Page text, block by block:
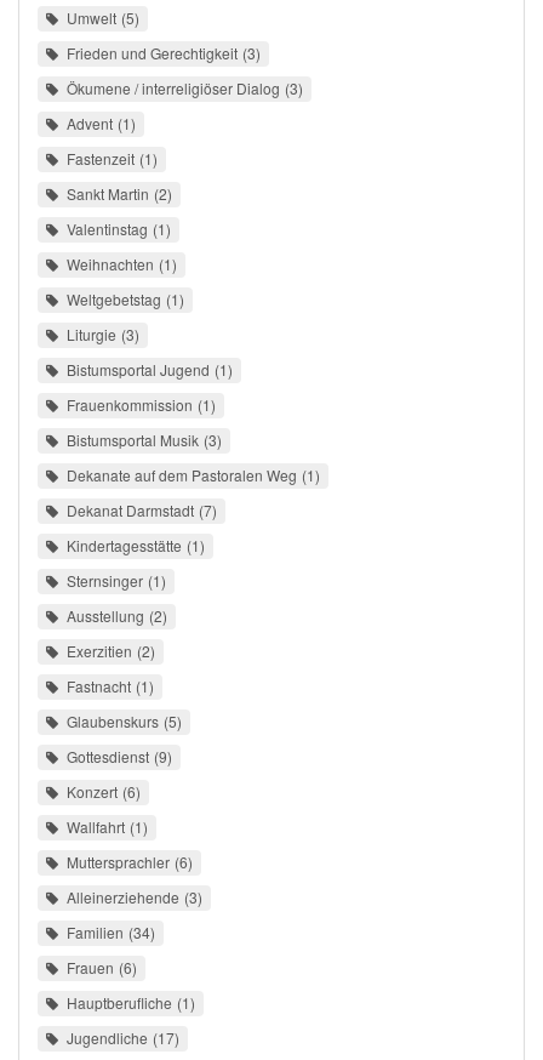
Umwelt 5
Frieden und Gerechtigkeit 3
Ökumene / interreligiöser Dialog 3
Advent 1
Fastenzeit 1
Sankt Martin 2
Valentinstag 1
Weihnachten 1
Weltgebetstag 1
Liturgie 3
Bistumsportal Jugend 1
Frauenkommission 1
Bistumsportal Musik 3
Dekanate auf dem Pastoralen Weg 1
Dekanat Darmstadt 7
Kindertagesstätte 1
Sternsinger 1
Ausstellung 2
Exerzitien 2
Fastnacht 1
Glaubenskurs 5
Gottesdienst 9
Konzert 6
Wallfahrt 1
Muttersprachler 6
Alleinerziehende 3
Familien 34
Frauen 6
Hauptberufliche 1
Jugendliche 17